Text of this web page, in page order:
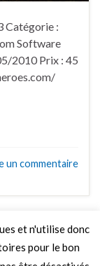
Catégorie :
Software
2010 Prix : 45
un commentaire
et n'utilise donc
pour le bon